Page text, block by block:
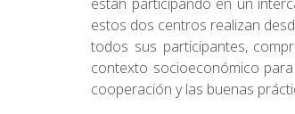
estos dos centros realizan
todos sus participantes,
contexto socioeconómico
cooperación y las buenas